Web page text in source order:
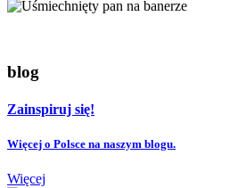
blog
Zainspiruj się!
Więcej o Polsce na naszym blogu.
Więcej